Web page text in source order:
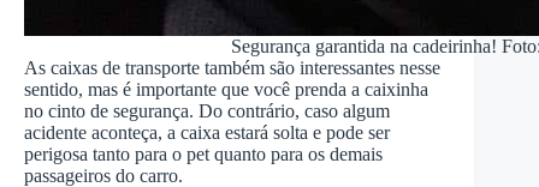
Segurança garantida na cadeirinha!
As caixas de transporte também são interessantes nesse
sentido, mas é importante que você prenda a caixinha
no cinto de segurança. Do contrário, caso algum
acidente aconteça, a caixa estará solta e pode ser
perigosa tanto para o pet quanto para os demais
passageiros do carro.